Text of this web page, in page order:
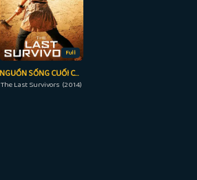
Full
NGUỒN SỐNG CUỐI CÙNG
The Last Survivors (2014)